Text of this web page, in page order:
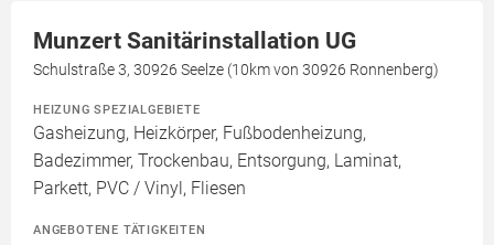
Munzert Sanitärinstallation UG
Schulstraße 3, 30926 Seelze (10km von 30926 Ronnenberg)
HEIZUNG SPEZIALGEBIETE
Gasheizung, Heizkörper, Fußbodenheizung,
Badezimmer, Trockenbau, Entsorgung, Laminat,
Parkett, PVC / Vinyl, Fliesen
ANGEBOTENE TÄTIGKEITEN